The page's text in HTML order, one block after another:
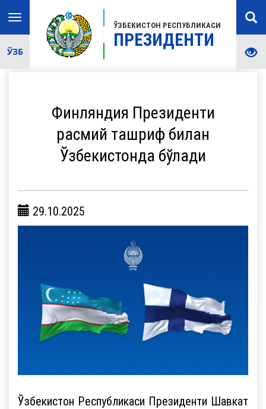
ЎЗБЕКИСТОН РЕСПУБЛИКАСИ
ПРЕЗИДЕНТИ
Toggle
navigation
ЎЗБ
Финляндия Президенти
расмий ташриф билан
Ўзбекистонда бўлади
29.10.2025
Ўзбекистон Республикаси Президенти Шавкат